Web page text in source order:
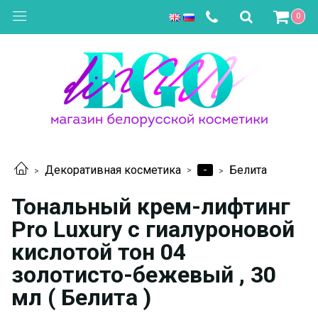
0
Декоративная косметика - Белита
Тональный крем-лифтинг
Pro Luxury с гиалуроновой
кислотой тон 04
золотисто-бежевый , 30
мл ( Белита )